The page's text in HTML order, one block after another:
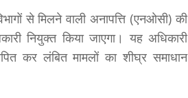
से मिलने वाली अनापत्ति (एनओसी) की
नियुक्त किया जाएगा। यह अधिकारी
कर लंबित मामलों का शीघ्र समाधान